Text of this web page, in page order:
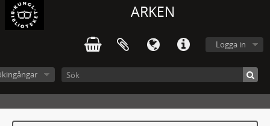
ARKEN
Logga in